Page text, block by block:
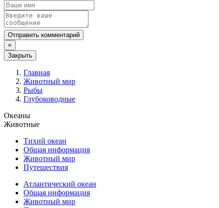
Отправить комментарий
×
Закрыть
Главная
Животный мир
Рыбы
Глубоководные
Океаны
Животные
Тихий океан
Общая информация
Животный мир
Путешествия
Атлантический океан
Общая информация
Животный мир